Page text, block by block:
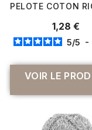
PELOTE COTON
1,28 €
5/5 -
VOIR LE